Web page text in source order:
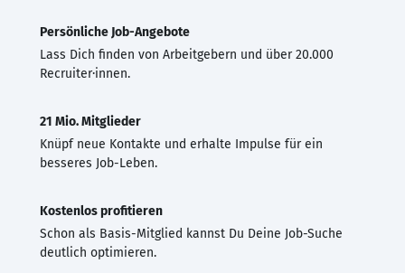
Persönliche Job-Angebote
Lass Dich finden von Arbeitgebern und über 20.000
Recruiter·innen.
21 Mio. Mitglieder
Knüpf neue Kontakte und erhalte Impulse für ein
besseres Job-Leben.
Kostenlos profitieren
Schon als Basis-Mitglied kannst Du Deine Job-Suche
deutlich optimieren.